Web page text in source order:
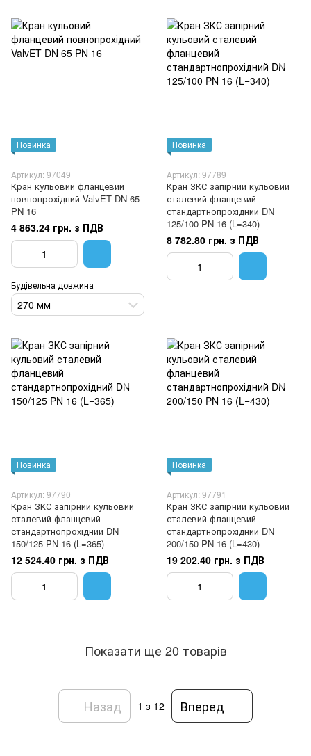
Новинка
Артикул: 97049
Кран кульовий фланцевий
повнопрохідний ValvET DN 65
PN 16
4 863.24 грн. з ПДВ
Будівельна довжина
270 мм
Новинка
Артикул: 97789
Кран ЗКС запірний кульовий
сталевий фланцевий
стандартнопрохідний DN
125/100 PN 16 (L=340)
8 782.80 грн. з ПДВ
Новинка
Артикул: 97790
Кран ЗКС запірний кульовий
сталевий фланцевий
стандартнопрохідний DN
150/125 PN 16 (L=365)
12 524.40 грн. з ПДВ
Новинка
Артикул: 97791
Кран ЗКС запірний кульовий
сталевий фланцевий
стандартнопрохідний DN
200/150 PN 16 (L=430)
19 202.40 грн. з ПДВ
Показати ще 20 товарів
Назад 1 з 12 Вперед